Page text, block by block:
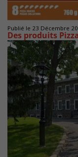
Publié le 23 Décembre
Des produits